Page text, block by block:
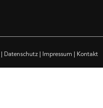
Datenschutz Impressum Kontakt